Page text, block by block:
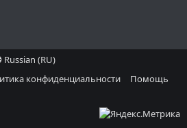
Russian (RU)
конфиденциальности
Помощь